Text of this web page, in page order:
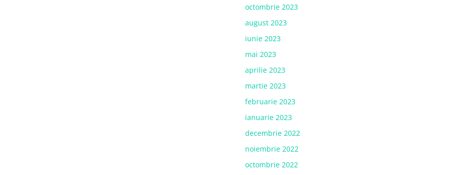
octombrie 2023
august 2023
iunie 2023
mai 2023
aprilie 2023
martie 2023
februarie 2023
ianuarie 2023
decembrie 2022
noiembrie 2022
octombrie 2022